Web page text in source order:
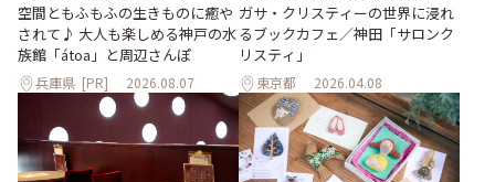
空間ともふもふの生きものに癒や
されて♪ 大人も楽しめる神戸の水
族館「átoa」と周辺さんぽ
兵庫県 [PR] 2026.08.07
ガサ・クリスティーの世界に浸れ
るブックカフェ／神田「サロンク
リスティ」
東京都 2026.04.08